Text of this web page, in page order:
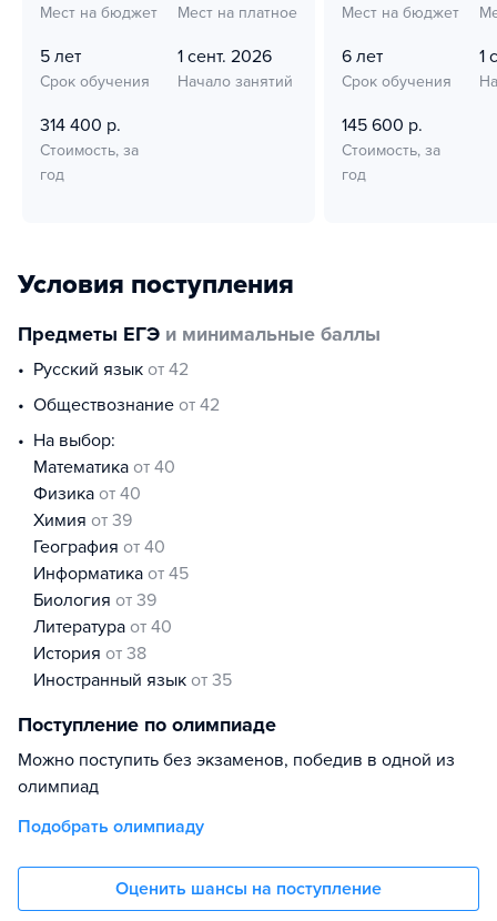
Мест на бюджет Мест на платное
5 лет
Срок обучения
1 сент. 2026
Начало занятий
314 400 р.
Стоимость, за
год
Мест на бюджет
6 лет
Срок обучения
1
145 600 р.
Стоимость, за
год
Условия поступления
Предметы ЕГЭ и минимальные баллы
русский язык от 42
обществознание от 42
На выбор:
математика от 40
физика от 40
химия от 39
география от 40
информатика от 45
биология от 39
литература от 40
история от 38
иностранный язык от 35
Поступление по олимпиаде
Можно поступить без экзаменов, победив в одной из
олимпиад
Подобрать олимпиаду
Оценить шансы на поступление